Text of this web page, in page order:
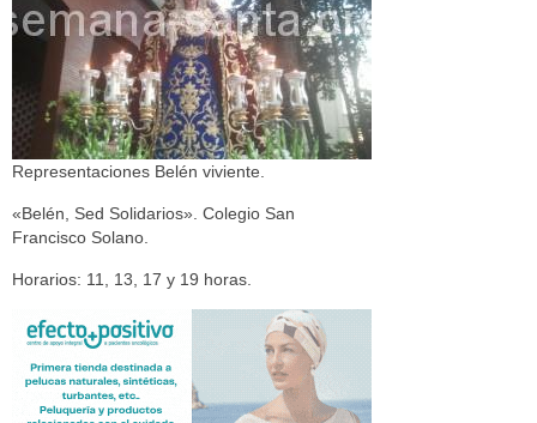
Representaciones Belén viviente.
«Belén, Sed Solidarios». Colegio San
Francisco Solano.
Horarios: 11, 13, 17 y 19 horas.